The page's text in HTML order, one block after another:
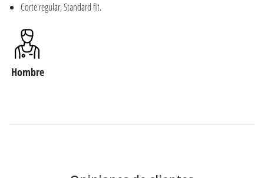
Corte regular, Standard fit.
Hombre